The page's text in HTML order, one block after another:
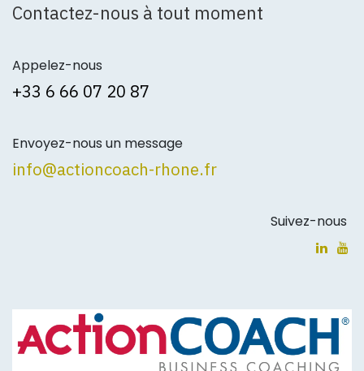
Contactez-nous à tout moment
Appelez-nous
+33 6 66 07 20 87
Envoyez-nous un message
info@actioncoach-rhone.fr
Suivez-nous